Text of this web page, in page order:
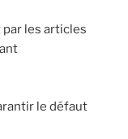
les articles
le défaut